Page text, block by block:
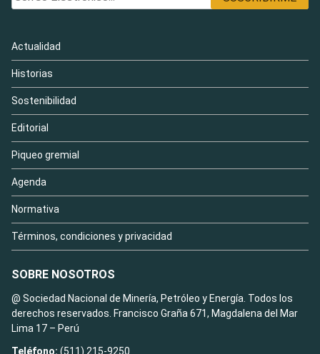
Actualidad
Historias
Sostenibilidad
Editorial
Piqueo gremial
Agenda
Normativa
Términos, condiciones y privacidad
SOBRE NOSOTROS
@ Sociedad Nacional de Minería, Petróleo y Energía. Todos los
derechos reservados. Francisco Graña 671, Magdalena del Mar
Lima 17 – Perú
Teléfono: (511) 215-9250